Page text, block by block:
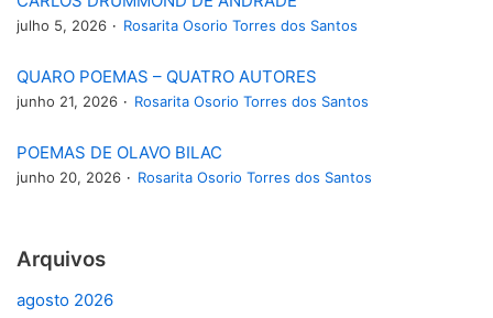
julho 5, 2026 Rosarita Osorio Torres dos Santos
QUARO POEMAS – QUATRO AUTORES
junho 21, 2026 Rosarita Osorio Torres dos Santos
POEMAS DE OLAVO BILAC
junho 20, 2026 Rosarita Osorio Torres dos Santos
Arquivos
agosto 2026